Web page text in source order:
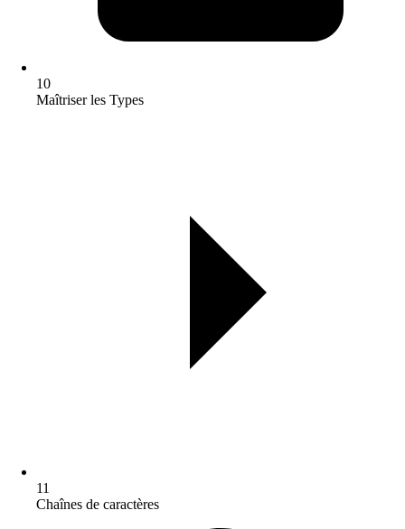
10
Maîtriser les Types
11
Chaînes de caractères